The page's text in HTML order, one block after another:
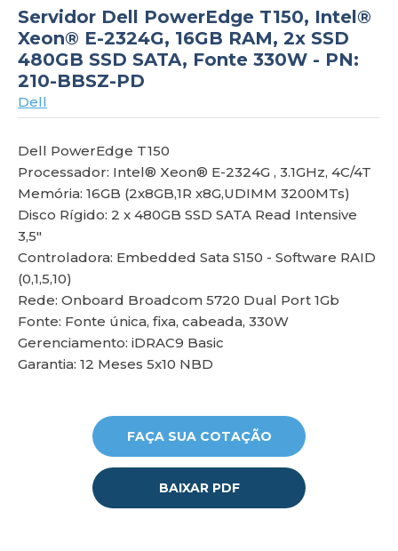
Servidor Dell PowerEdge T150, Intel®
Xeon® E-2324G, 16GB RAM, 2x SSD
480GB SSD SATA, Fonte 330W - PN:
210-BBSZ-PD
Dell
Dell PowerEdge T150
Processador: Intel® Xeon® E-2324G , 3.1GHz, 4C/4T
Memória: 16GB (2x8GB,1R x8G,UDIMM 3200MTs)
Disco Rígido: 2 x 480GB SSD SATA Read Intensive
3,5"
Controladora: Embedded Sata S150 - Software RAID
(0,1,5,10)
Rede: Onboard Broadcom 5720 Dual Port 1Gb
Fonte: Fonte única, fixa, cabeada, 330W
Gerenciamento: iDRAC9 Basic
Garantia: 12 Meses 5x10 NBD
FAÇA SUA COTAÇÃO
BAIXAR PDF